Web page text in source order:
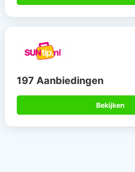
197 Aanbiedingen
Bekijken